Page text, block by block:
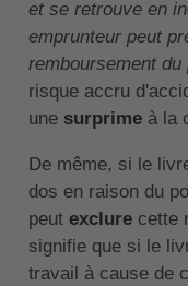
et se retrouve en
emprunteur peut
remboursement du
risque accru
une surprime à la
De même, si le
dos en raison du
peut exclurecette
signifie que si le
travail à cause de